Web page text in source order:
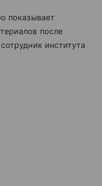
показывает
после
института